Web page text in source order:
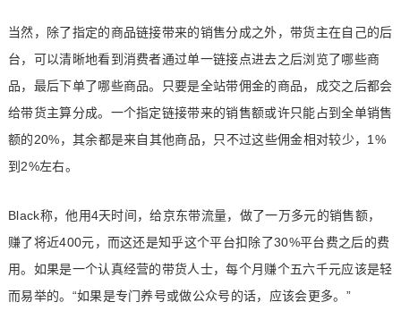
当然，除了指定的商品链接带来的销售分成之外，带货主在自己的后
台，可以清晰地看到消费者通过单一链接点进去之后浏览了哪些商
品，最后下单了哪些商品。只要是全站带佣金的商品，成交之后都会
给带货主算分成。一个指定链接带来的销售额或许只能占到全单销售
额的20%，其余都是来自其他商品，只不过这些佣金相对较少，1%
到2%左右。
Black称，他用4天时间，给京东带流量，做了一万多元的销售额，
赚了将近400元，而这还是知乎这个平台扣除了30%平台费之后的费
用。如果是一个认真经营的带货人士，每个月赚个五六千元应该是轻
而易举的。“如果是专门养号或做公众号的话，应该会更多。”